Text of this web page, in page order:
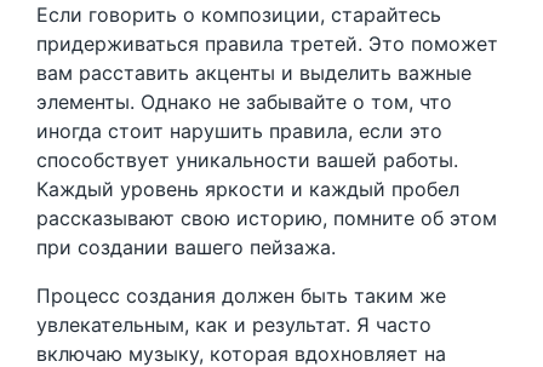
Если говорить о композиции, старайтесь
придерживаться правила третей. Это поможет
вам расставить акценты и выделить важные
элементы. Однако не забывайте о том, что
иногда стоит нарушить правила, если это
способствует уникальности вашей работы.
Каждый уровень яркости и каждый пробел
рассказывают свою историю, помните об этом
при создании вашего пейзажа.
Процесс создания должен быть таким же
увлекательным, как и результат. Я часто
включаю музыку, которая вдохновляет на